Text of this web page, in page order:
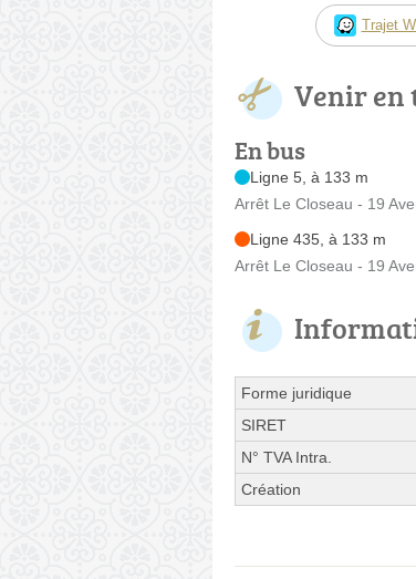
Trajet
Venir en
En bus
Ligne 5, à 133 m
Arrêt Le Closeau - 19
Ligne 435, à 133 m
Arrêt Le Closeau - 19
Forme juridique
SIRET
N° TVA Intra.
Création